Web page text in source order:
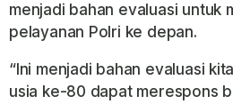
menjadi bahan evaluasi untuk
pelayanan Polri ke depan.
“Ini menjadi bahan evaluasi
usia ke-80 dapat merespons